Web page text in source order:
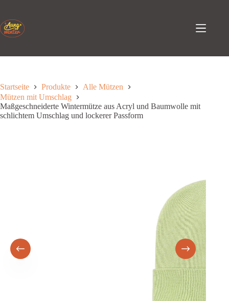
springen
Startseite Produkte
Alle Mützen
Mützen mit Umschlag
Maßgeschneiderte Wintermütze aus Acryl und Baumwolle mit
schlichtem Umschlag und lockerer Passform